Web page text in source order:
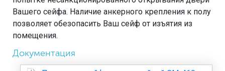
Вашего сейфа. Наличие анкерного крепления к полу
позволяет обезопасить Ваш сейф от изъятия из
помещения.
Документация